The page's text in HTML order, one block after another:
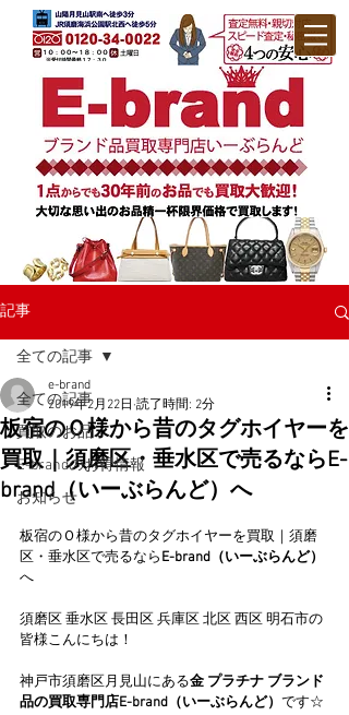
記事
全ての記事
買取のお品
E-brandのお得情報
お知らせ
全ての記事
板宿のＯ様から昔のタグホイヤーを
買取｜須磨区・垂水区で売るならE-
brand（いーぶらんど）へ
e-brand
2019年2月22日 読了時間: 2分
板宿のＯ様から昔のタグホイヤーを買取｜須磨
区・垂水区で売るならE-brand（いーぶらんど）
へ
須磨区 垂水区 長田区 兵庫区 北区 西区 明石市の
皆様こんにちは！
神戸市須磨区月見山にある金 プラチナ ブランド
品の買取専門店E-brand（いーぶらんど） です☆